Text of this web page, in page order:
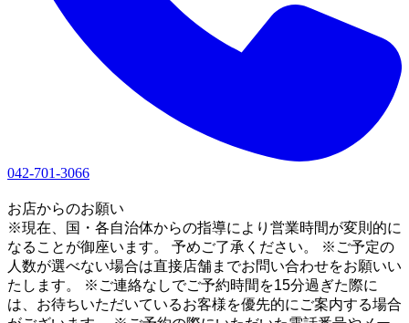
042-701-3066
お店からのお願い
※現在、国・各自治体からの指導により営業時間が変則的に
なることが御座います。 予めご了承ください。 ※ご予定の
人数が選べない場合は直接店舗までお問い合わせをお願いい
たします。 ※ご連絡なしでご予約時間を15分過ぎた際に
は、お待ちいただいているお客様を優先的にご案内する場合